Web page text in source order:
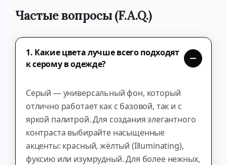
Частые вопросы (F.A.Q.)
1. Какие цвета лучше всего подходят
к серому в одежде?
Серый — универсальный фон, который
отлично работает как с базовой, так и с
яркой палитрой. Для создания элегантного
контраста выбирайте насыщенные
акценты: красный, жёлтый (Illuminating),
фуксию или изумрудный. Для более нежных,